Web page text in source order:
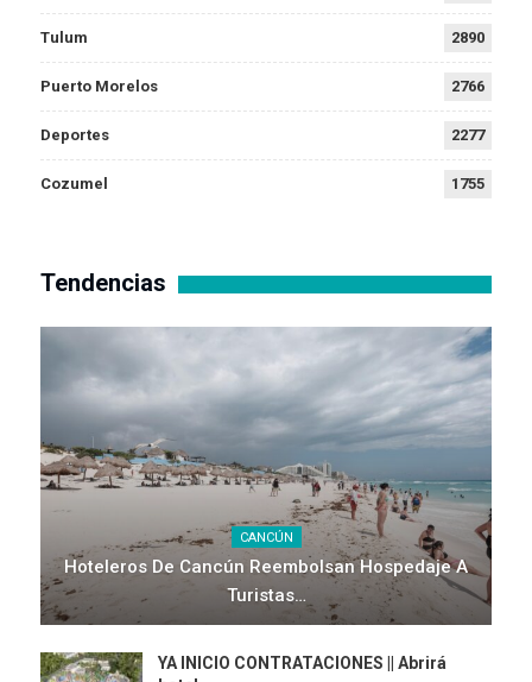
Tulum 2890
Puerto Morelos 2766
Deportes 2277
Cozumel 1755
Tendencias
CANCÚN
Hoteleros De Cancún Reembolsan Hospedaje A
Turistas…
YA INICIO CONTRATACIONES || Abrirá